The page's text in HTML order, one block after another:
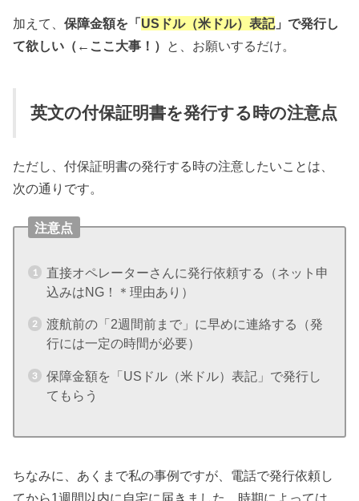
加えて、保障金額を「USドル（米ドル）表記」で発行し
て欲しい（←ここ大事！） と、お願いするだけ。
英文の付保証明書を発行する時の注意点
ただし、付保証明書の発行する時の注意したいことは、
次の通りです。
注意点
直接オペレーターさんに発行依頼する（ネット申
込みはNG！＊理由あり）
渡航前の「2週間前まで」に早めに連絡する（発
行には一定の時間が必要）
保障金額を「USドル（米ドル）表記」で発行し
てもらう
ちなみに、あくまで私の事例ですが、電話で発行依頼し
てから1週間以内に自宅に届きました。時期によっては、